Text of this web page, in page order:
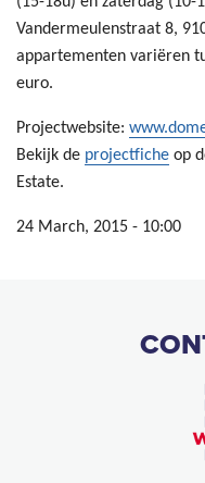
Vandermeulenstraat 8,
appartementen variëren
euro.
Projectwebsite:
Bekijk de projectfiche op
Estate.
24 March, 2015 - 10:00